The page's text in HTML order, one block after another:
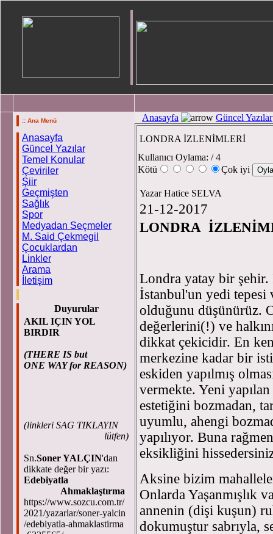
:: Ana Menü
Anasayfa
Güncel Yazılar
Temel Konular
Çeviriler
Şiir
Geçmişten
Sağlık
Spor
Medyadan Seçmeler
M. Said Çekmegil
Çocuklardan
Linkler
Arama
İletişim
Duyurular
AKIL IÇIN YOL
BIRDIR
(THERE IS but
ONE WAY for REASON)
(linkleri SAG TIKLAYIN
lütfen)
Sn.Soner YALÇIN'dan
dikkate değer bir yazı:
Edebiyatla
Ahmaklaştırma
https://www.sozcu.com.tr/
2021/yazarlar/soner-yalcin
/edebiyatla-ahmaklastirma
Anasayfa Güncel Yazılar
LONDRA İZLENİMLERİ
Kullanıcı Oylama: / 4
Kötü
Çok iyi
Yazar Hatice SELVA
21-12-2017
LONDRA
Londra yatay bir şehir.
İstanbul'un yedi tepesi
olduğunu düşünürüz.
değerlerini(!) ve
dikkat çekicidir. En
merkezine kadar bir
eskiden yapılmış
vermekte. Yeni
estetiğini bozmadan,
uyumlu, ahengi
yapılıyor. Buna
eksikliğini
Aksine bizim
Onlarda
annenin (dişi kuşun)
dokumuştur sabrıyla,